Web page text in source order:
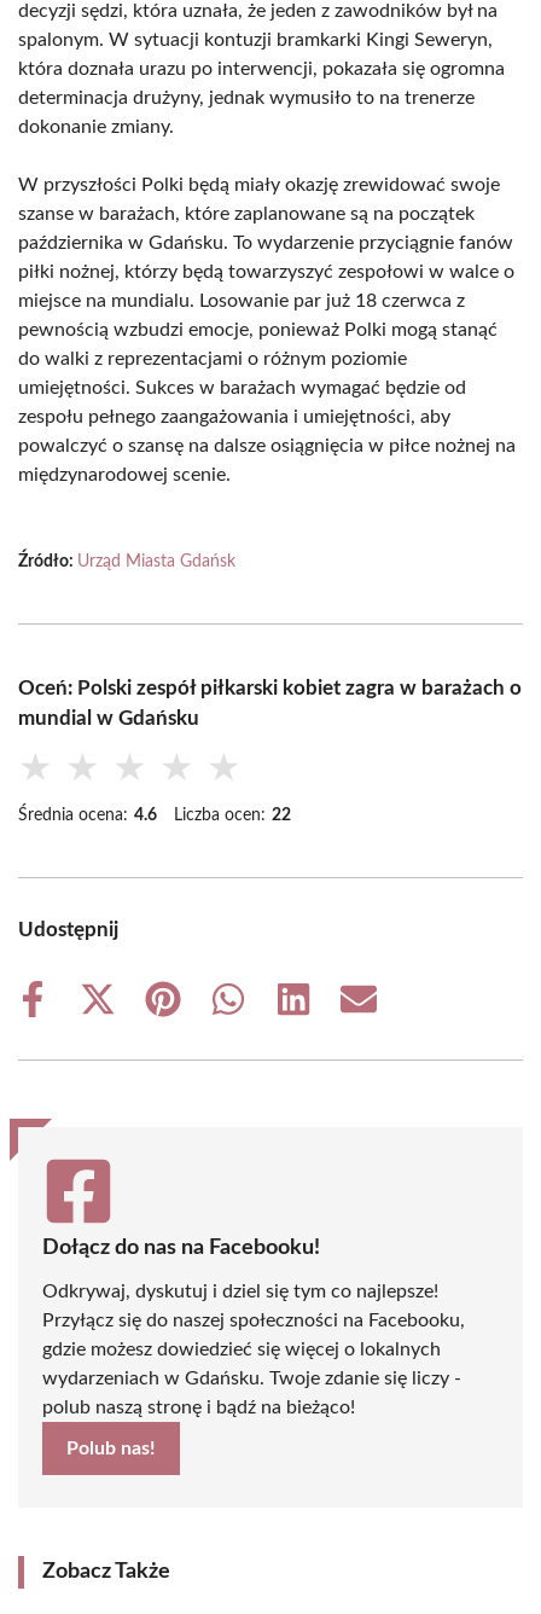
decyzji sędzi, która uznała, że jeden z zawodników był na
spalonym. W sytuacji kontuzji bramkarki Kingi Seweryn,
która doznała urazu po interwencji, pokazała się ogromna
determinacja drużyny, jednak wymusiło to na trenerze
dokonanie zmiany.
W przyszłości Polki będą miały okazję zrewidować swoje
szanse w barażach, które zaplanowane są na początek
października w Gdańsku. To wydarzenie przyciągnie fanów
piłki nożnej, którzy będą towarzyszyć zespołowi w walce o
miejsce na mundialu. Losowanie par już 18 czerwca z
pewnością wzbudzi emocje, ponieważ Polki mogą stanąć
do walki z reprezentacjami o różnym poziomie
umiejętności. Sukces w barażach wymagać będzie od
zespołu pełnego zaangażowania i umiejętności, aby
powalczyć o szansę na dalsze osiągnięcia w piłce nożnej na
międzynarodowej scenie.
Źródło: Urząd Miasta Gdańsk
Oceń: Polski zespół piłkarski kobiet zagra w barażach o
mundial w Gdańsku
★ ★ ★ ★ ★
Średnia ocena: 4.6 Liczba ocen: 22
Udostępnij
Share
Share
(Twitter)
Share
Share
Share
Share
Dołącz do nas na Facebooku!
Odkrywaj, dyskutuj i dziel się tym co najlepsze!
Przyłącz się do naszej społeczności na Facebooku,
gdzie możesz dowiedzieć się więcej o lokalnych
wydarzeniach w Gdańsku. Twoje zdanie się liczy -
polub naszą stronę i bądź na bieżąco!
Polub nas!
Zobacz Także